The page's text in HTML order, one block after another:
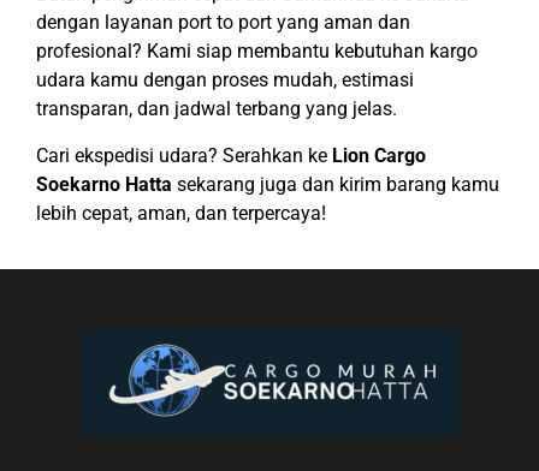
dengan layanan port to port yang aman dan
profesional? Kami siap membantu kebutuhan kargo
udara kamu dengan proses mudah, estimasi
transparan, dan jadwal terbang yang jelas.
Cari ekspedisi udara? Serahkan ke Lion Cargo
Soekarno Hatta sekarang juga dan kirim barang kamu
lebih cepat, aman, dan terpercaya!